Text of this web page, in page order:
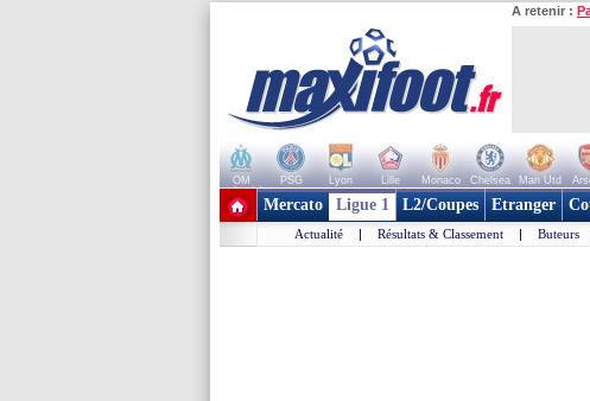
A retenir :
OM PSG Lyon Lille Monaco Chelsea Man Utd
+ de clubs
Mercato Ligue 1 L2/Coupes Etranger
Actualité | Résultats & Classement | Buteurs